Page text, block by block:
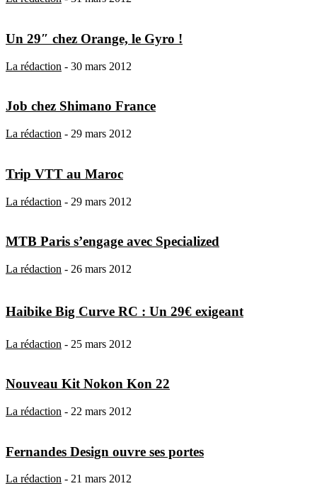
Un 29″ chez Orange, le Gyro !
La rédaction - 30 mars 2012
Job chez Shimano France
La rédaction - 29 mars 2012
Trip VTT au Maroc
La rédaction - 29 mars 2012
MTB Paris s’engage avec Specialized
La rédaction - 26 mars 2012
Haibike Big Curve RC : Un 29€ exigeant
La rédaction - 25 mars 2012
Nouveau Kit Nokon Kon 22
La rédaction - 22 mars 2012
Fernandes Design ouvre ses portes
La rédaction - 21 mars 2012